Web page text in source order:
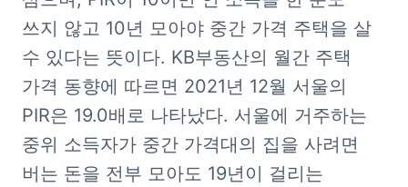
쓰지 않고 10년 모아야 중간 가격 주택을 살
수 있다는 뜻이다. KB부동산의 월간 주택
가격 동향에 따르면 2021년 12월 서울의
PIR은 19.0배로 나타났다. 서울에 거주하는
중위 소득자가 중간 가격대의 집을 사려면
버는 돈을 전부 모아도 19년이 걸리는